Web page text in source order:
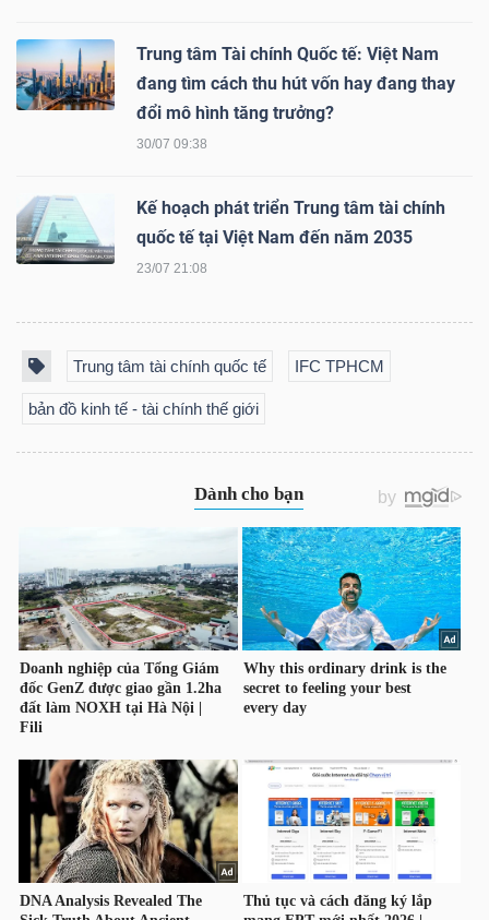
Trung tâm Tài chính Quốc tế: Việt Nam
đang tìm cách thu hút vốn hay đang thay
đổi mô hình tăng trưởng?
30/07 09:38
Kế hoạch phát triển Trung tâm tài chính
quốc tế tại Việt Nam đến năm 2035
23/07 21:08
Trung tâm tài chính quốc tế IFC TPHCM
bản đồ kinh tế - tài chính thế giới
Lãnh
đạo
(-)
Tin
tức
Bài
của
Báo
cáo
phân
tích
(-)
Thuật
ngữ
(-)
Dịch